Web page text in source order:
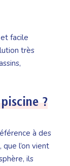
facile
très
?
à des
l’on vient
ils